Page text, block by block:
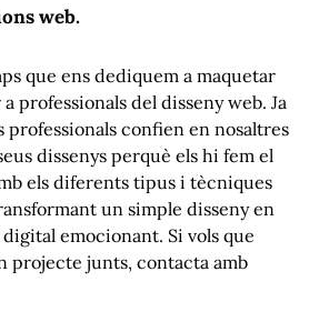
web.
que ens dediquem a maquetar
professionals del disseny web. Ja
professionals confien en nosaltres
dissenys perquè els hi fem el
els diferents tipus i tècniques
un simple disseny en
emocionant. Si vols que
projecte junts, contacta amb